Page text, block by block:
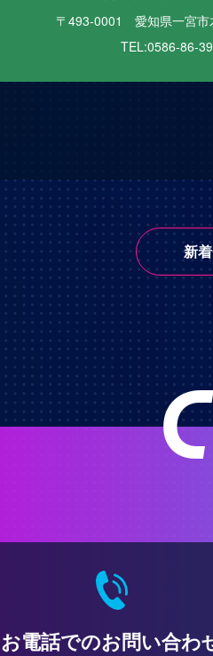
〒493-0001 愛知県一宮
TEL:0586-86-
新
お電話でのお問い合わ